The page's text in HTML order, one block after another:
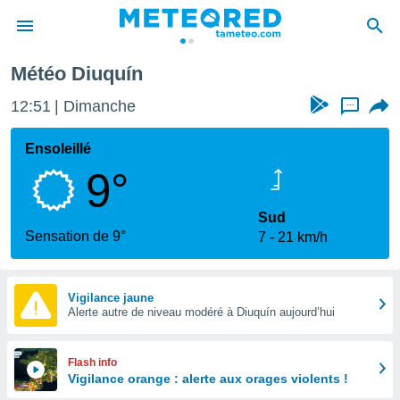
de
Météo Diuquín
12:51 Dimanche ...
Ensoleillé
9°
Sensation de 9°
Sud
7
21 km/h
Vigilance jaune
Alerte autre de niveau modéré à Diuquín aujourd’hui
Flash info
Vigilance orange : alerte aux orages violents !